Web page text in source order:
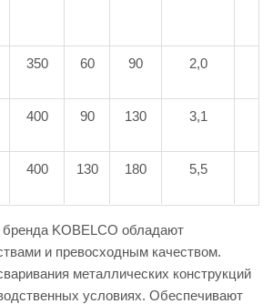
350 60 90 2,0
400 90 130 3,1
400 130 180 5,5
бренда KOBELCO обладают
и превосходным качеством.
металлических конструкций
условиях. Обеспечивают